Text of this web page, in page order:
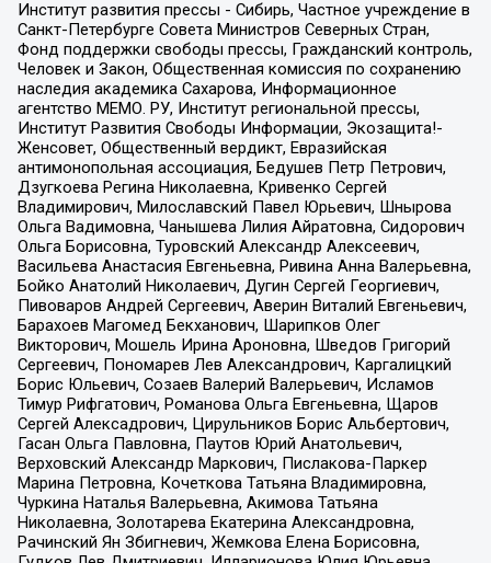
Институт развития прессы - Сибирь, Частное учреждение в
Санкт-Петербурге Совета Министров Северных Стран,
Фонд поддержки свободы прессы, Гражданский контроль,
Человек и Закон, Общественная комиссия по сохранению
наследия академика Сахарова, Информационное
агентство МЕМО. РУ, Институт региональной прессы,
Институт Развития Свободы Информации, Экозащита!-
Женсовет, Общественный вердикт, Евразийская
антимонопольная ассоциация, Бедушев Петр Петрович,
Дзугкоева Регина Николаевна, Кривенко Сергей
Владимирович, Милославский Павел Юрьевич, Шнырова
Ольга Вадимовна, Чанышева Лилия Айратовна, Сидорович
Ольга Борисовна, Туровский Александр Алексеевич,
Васильева Анастасия Евгеньевна, Ривина Анна Валерьевна,
Бойко Анатолий Николаевич, Дугин Сергей Георгиевич,
Пивоваров Андрей Сергеевич, Аверин Виталий Евгеньевич,
Барахоев Магомед Бекханович, Шарипков Олег
Викторович, Мошель Ирина Ароновна, Шведов Григорий
Сергеевич, Пономарев Лев Александрович, Каргалицкий
Борис Юльевич, Созаев Валерий Валерьевич, Исламов
Тимур Рифгатович, Романова Ольга Евгеньевна, Щаров
Сергей Алексадрович, Цирульников Борис Альбертович,
Гасан Ольга Павловна, Паутов Юрий Анатольевич,
Верховский Александр Маркович, Пислакова-Паркер
Марина Петровна, Кочеткова Татьяна Владимировна,
Чуркина Наталья Валерьевна, Акимова Татьяна
Николаевна, Золотарева Екатерина Александровна,
Рачинский Ян Збигневич, Жемкова Елена Борисовна,